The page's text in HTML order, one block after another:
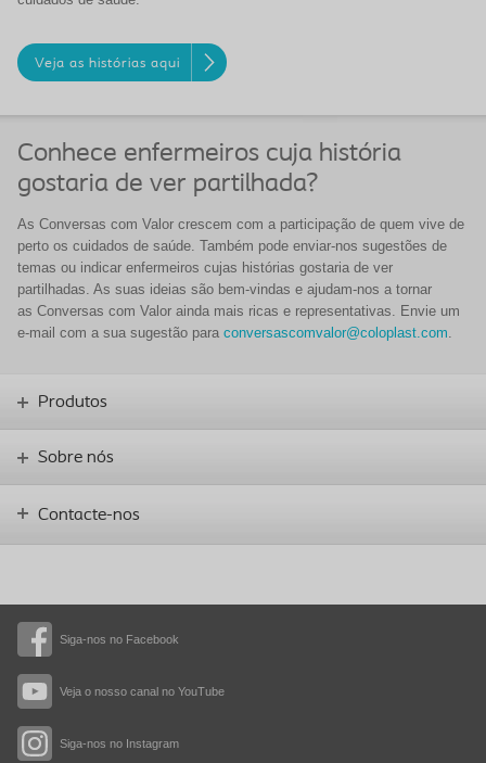
Veja as histórias aqui
Conhece enfermeiros cuja história
gostaria de ver partilhada?
As Conversas com Valor crescem com a participação de quem vive de
perto os cuidados de saúde. Também pode enviar-nos sugestões de
temas ou indicar enfermeiros cujas histórias gostaria de ver
partilhadas. As suas ideias são bem-vindas e ajudam-nos a tornar
as Conversas com Valor ainda mais ricas e representativas. Envie um
e-mail com a sua sugestão para conversascomvalor@coloplast.com.
Siga-nos no Facebook
Veja o nosso canal no YouTube
Siga-nos no Instagram
Produtos
Sobre nós
Contacte-nos